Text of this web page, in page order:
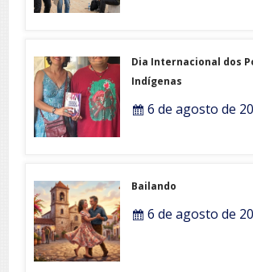
Dia Internacional dos
Indígenas
6 de agosto de
Bailando
6 de agosto de